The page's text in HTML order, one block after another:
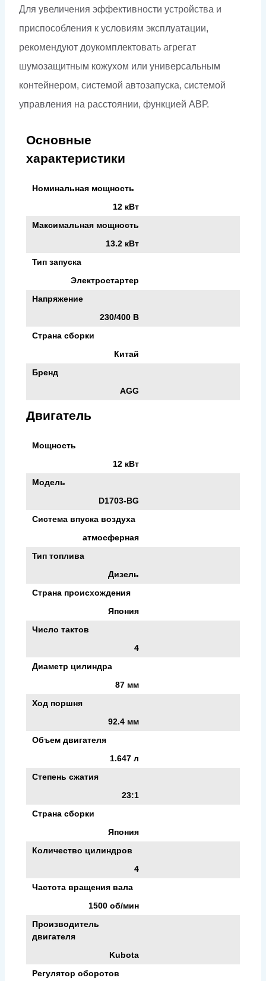
Для увеличения эффективности устройства и
приспособления к условиям эксплуатации,
рекомендуют доукомплектовать агрегат
шумозащитным кожухом или универсальным
контейнером, системой автозапуска, системой
управления на расстоянии, функцией АВР.
Основные
характеристики
Номинальная мощность
12 кВт
Максимальная мощность
13.2 кВт
Тип запуска
Электростартер
Напряжение
230/400 В
Страна сборки
Китай
Бренд
AGG
Двигатель
Мощность
12 кВт
Модель
D1703-BG
Система впуска воздуха
атмосферная
Тип топлива
Дизель
Страна происхождения
Япония
Число тактов
4
Диаметр цилиндра
87 мм
Ход поршня
92.4 мм
Объем двигателя
1.647 л
Степень сжатия
23:1
Страна сборки
Япония
Количество цилиндров
4
Частота вращения вала
1500 об/мин
Производитель
двигателя
Kubota
Регулятор оборотов